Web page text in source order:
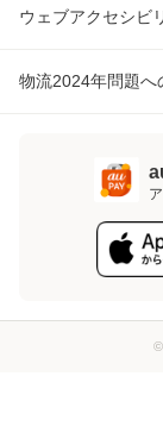
ウェブアクセシビ
物流2024年問題へ
©